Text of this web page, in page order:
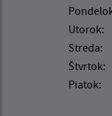
Utorok:
Streda:
Štvrtok:
Piatok: